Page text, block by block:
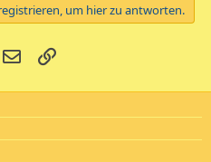
Du auf Deiner Seite Gefühle
oft der Ausgangspunkt für eine
dass hier jedes weitere
ist das dann leider so: jedes
sehen und eventuell als
ob es da Bedürfnisse gibt,
Und Kontakte mit dem
um hier zu antworten.
E-Mail